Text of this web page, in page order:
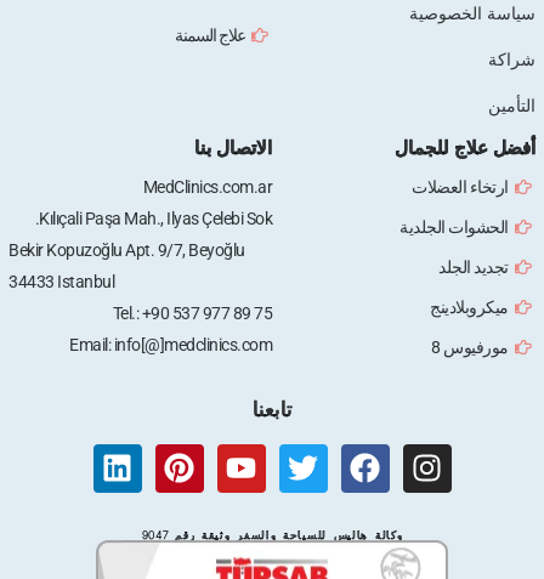
سياسة الخصوصية
شراكة
التأمين
علاج السمنة
أفضل علاج للجمال
ارتخاء العضلات
الحشوات الجلدية
تجديد الجلد
ميكروبلادينج
مورفيوس 8
الاتصال بنا
MedClinics.com.ar
Kılıçali Paşa Mah., Ilyas Çelebi Sok.
Bekir Kopuzoğlu Apt. 9/7, Beyoğlu
34433 Istanbul
Tel.: +90 537 977 89 75
Email: info[@]medclinics.com
تابعنا
I
n
t
F
a
e
T
w
t
Y
o
t
P
i
t
L
i
k
وكالة هاليس للسياحة والسفر وثيقة رقم 9047